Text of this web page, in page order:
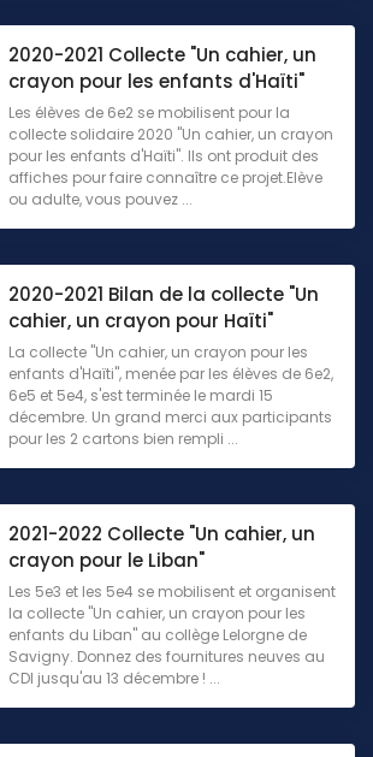
2020-2021 Collecte "Un cahier, un
crayon pour les enfants d'Haïti"
Les élèves de 6e2 se mobilisent pour la
collecte solidaire 2020 "Un cahier, un crayon
pour les enfants d'Haïti". Ils ont produit des
affiches pour faire connaître ce projet.Elève
ou adulte, vous pouvez ...
2020-2021 Bilan de la collecte "Un
cahier, un crayon pour Haïti"
La collecte "Un cahier, un crayon pour les
enfants d'Haïti", menée par les élèves de 6e2,
6e5 et 5e4, s'est terminée le mardi 15
décembre. Un grand merci aux participants
pour les 2 cartons bien rempli ...
2021-2022 Collecte "Un cahier, un
crayon pour le Liban"
Les 5e3 et les 5e4 se mobilisent et organisent
la collecte "Un cahier, un crayon pour les
enfants du Liban" au collège Lelorgne de
Savigny. Donnez des fournitures neuves au
CDI jusqu'au 13 décembre ! ...